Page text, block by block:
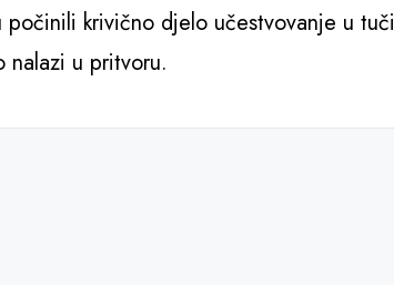
počinili krivično djelo učestvovanje u
nalazi u pritvoru.